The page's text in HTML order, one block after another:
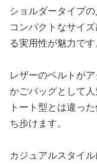
ショルダータイプの
コンパクトなサイ
る実用性が魅力です
レザーのベルトが
かごバッグとして人
トート型とは違っ
ち歩けます。
カジュアルスタイ